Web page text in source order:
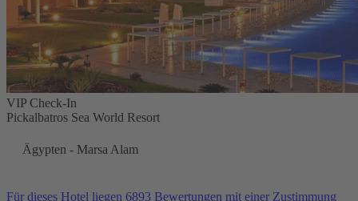
VIP Check-In
Pickalbatros Sea World Resort
Ägypten - Marsa Alam
Für dieses Hotel liegen 6893 Bewertungen mit einer Zustimmung